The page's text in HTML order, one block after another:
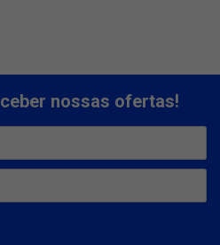
nossas ofertas!